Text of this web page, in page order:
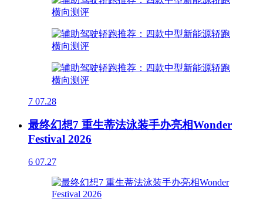
7 07.28
最终幻想7 重生蒂法泳装手办亮相Wonder
Festival 2026
6 07.27